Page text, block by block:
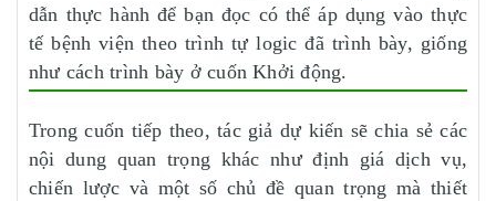
dẫn thực hành để bạn đọc có thể áp dụng vào thực
tế bệnh viện theo trình tự logic đã trình bày, giống
như cách trình bày ở cuốn Khởi động.
Trong cuốn tiếp theo, tác giả dự kiến sẽ chia sẻ các
nội dung quan trọng khác như định giá dịch vụ,
chiến lược và một số chủ đề quan trọng mà thiết